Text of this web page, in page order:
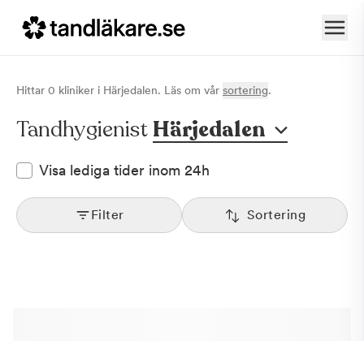
Hittar 0 kliniker i Härjedalen. Läs om vår sortering.
Tandhygienist Härjedalen
Visa lediga tider inom 24h
Filter Sortering